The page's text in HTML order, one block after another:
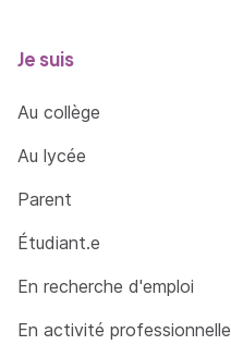
Je suis
Au collège
Au lycée
Parent
Étudiant.e
En recherche d'emploi
En activité professionnelle